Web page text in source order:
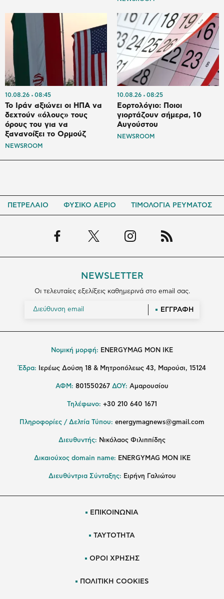
10.08.26 08:45
Το Ιράν αξιώνει οι ΗΠΑ να
δεχτούν «όλους» τους
όρους του για να
ξανανοίξει το Ορμούζ
NEWSROOM
10.08.26 08:25
Εορτολόγιο: Ποιοι
γιορτάζουν σήμερα, 10
Αυγούστου
NEWSROOM
ΠΕΤΡΕΛΑΙΟ ΦΥΣΙΚΟ ΑΕΡΙΟ ΤΙΜΟΛΟΓΙΑ ΡΕΥΜΑΤΟΣ
NEWSLETTER
Οι τελευταίες εξελίξεις καθημερινά στο email σας.
ΕΓΓΡΑΦΗ
Νομική μορφή: ENERGYMAG MON IKE
Έδρα: Ιερέως Δούση 18 & Μητροπόλεως 43, Μαρούσι, 15124
ΑΦΜ: 801550267 ΔΟΥ: Αμαρουσίου
Τηλέφωνο: +30 210 640 1671
Πληροφορίες / Δελτία Τύπου: energymagnews@gmail.com
Διευθυντής: Νικόλαος Φιλιππίδης
Δικαιούχος domain name: ENERGYMAG ΜΟΝ ΙΚΕ
Διευθύντρια Σύνταξης: Ειρήνη Γαλιώτου
ΕΠΙΚΟΙΝΩΝΙΑ
ΤΑΥΤΟΤΗΤΑ
ΟΡΟΙ ΧΡΗΣΗΣ
ΠΟΛΙΤΙΚΗ COOKIES